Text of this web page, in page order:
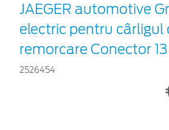
JAEGER automotive
electric pentru cârligul
remorcare Conector
2526454